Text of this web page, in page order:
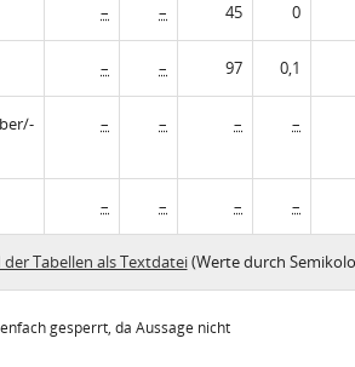
– – 45 0
– – 97 0,1
– – – –
– – – –
Tabellen als Textdatei(Werte durch
gesperrt, da Aussage nicht